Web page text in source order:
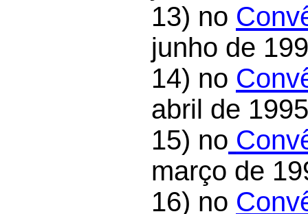
13) no
junho de
14) no
abril de
15) no
março de
16) no